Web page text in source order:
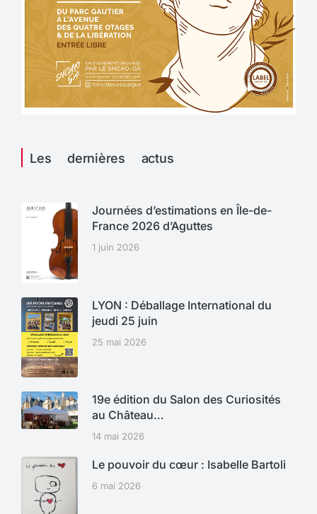
Les dernières actus
Journées d’estimations en Île-de-
France 2026 d’Aguttes
1 juin 2026
LYON : Déballage International du
jeudi 25 juin
25 mai 2026
19e édition du Salon des Curiosités
au Château…
14 mai 2026
Le pouvoir du cœur : Isabelle Bartoli
6 mai 2026